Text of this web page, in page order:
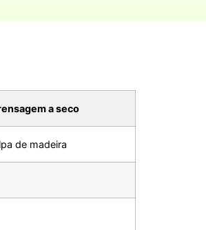
a seco
de madeira